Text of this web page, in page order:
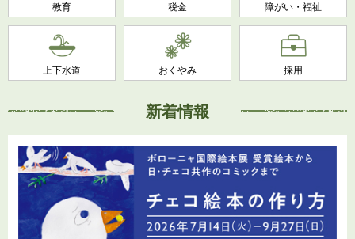
教育 税金 障がい・福祉
上下水道 おくやみ 採用
新着情報